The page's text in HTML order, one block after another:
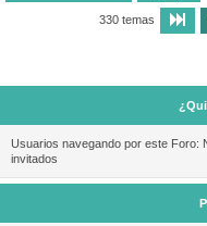
330 temas
Usuarios navegando por este Foro:
invitados